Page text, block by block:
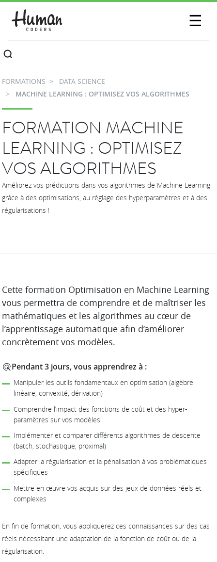
☰
CONTACTEZ-NOUS
FORMATIONS
DATA SCIENCE
MACHINE LEARNING : OPTIMISEZ VOS ALGORITHMES
FORMATION MACHINE
LEARNING : OPTIMISEZ
VOS ALGORITHMES
Améliorez vos prédictions dans vos algorithmes de Machine Learning
grâce à des optimisations, au réglage des hyperparamètres et à des
régularisations !
DESCRIPTION
Cette formation Optimisation en Machine Learning
vous permettra de comprendre et de maîtriser les
mathématiques et les algorithmes au cœur de
l’apprentissage automatique afin d’améliorer
concrètement vos modèles.
Pendant 3 jours, vous apprendrez à :
Manipuler les outils fondamentaux en optimisation (algèbre
linéaire, convexité, dérivation)
Comprendre l’impact des fonctions de coût et des hyper-
paramètres sur vos modèles
Implémenter et comparer différents algorithmes de descente
(batch, stochastique, proximal)
Adapter la régularisation et la pénalisation à vos problématiques
spécifiques
Mettre en œuvre vos acquis sur des jeux de données réels et
complexes
En fin de formation, vous appliquerez ces connaissances sur des cas
réels nécessitant une adaptation de la fonction de coût ou de la
régularisation.